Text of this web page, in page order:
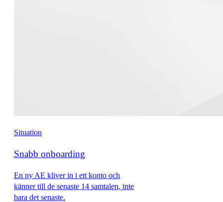
Situation
Snabb onboarding
En ny AE kliver in i ett konto och
känner till de senaste 14 samtalen, inte
bara det senaste.